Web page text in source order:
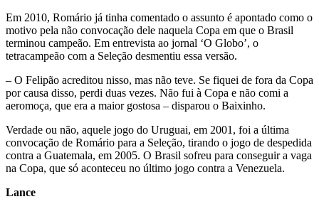
Em 2010, Romário já tinha comentado o assunto é apontado como o
motivo pela não convocação dele naquela Copa em que o Brasil
terminou campeão. Em entrevista ao jornal ‘O Globo’, o
tetracampeão com a Seleção desmentiu essa versão.
– O Felipão acreditou nisso, mas não teve. Se fiquei de fora da Copa
por causa disso, perdi duas vezes. Não fui à Copa e não comi a
aeromoça, que era a maior gostosa – disparou o Baixinho.
Verdade ou não, aquele jogo do Uruguai, em 2001, foi a última
convocação de Romário para a Seleção, tirando o jogo de despedida
contra a Guatemala, em 2005. O Brasil sofreu para conseguir a vaga
na Copa, que só aconteceu no último jogo contra a Venezuela.
Lance